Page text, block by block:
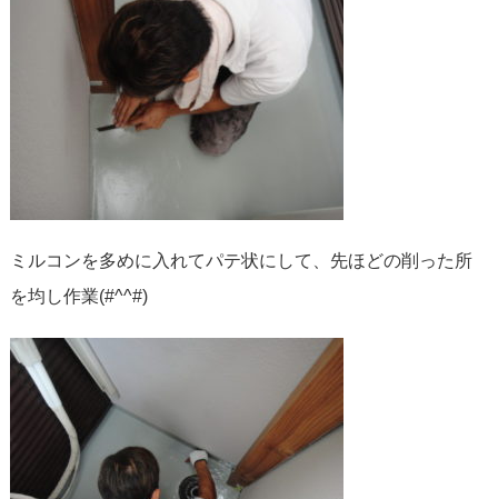
ミルコンを多めに入れてパテ状にして、先ほどの削った所
を均し作業(#^^#)